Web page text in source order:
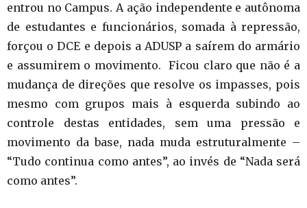
entrou no Campus. A ação independente e autônoma
de estudantes e funcionários, somada à repressão,
forçou o DCE e depois a ADUSP a saírem do armário
e assumirem o movimento. Ficou claro que não é a
mudança de direções que resolve os impasses, pois
mesmo com grupos mais à esquerda subindo ao
controle destas entidades, sem uma pressão e
movimento da base, nada muda estruturalmente –
“Tudo continua como antes”, ao invés de “Nada será
como antes”.